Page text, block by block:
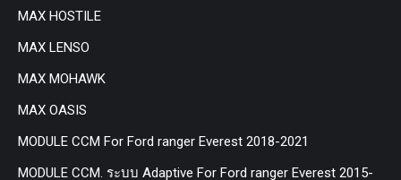
MAX HOSTILE
MAX LENSO
MAX MOHAWK
MAX OASIS
MODULE CCM For Ford ranger Everest 2018-2021
MODULE CCM. ระบบ Adaptive For Ford ranger Everest 2015-